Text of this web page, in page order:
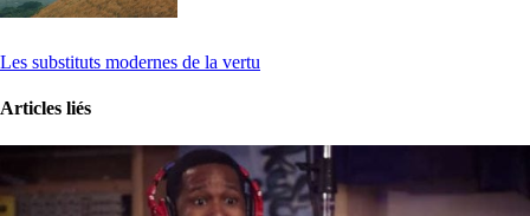
Les substituts modernes de la vertu
Articles liés